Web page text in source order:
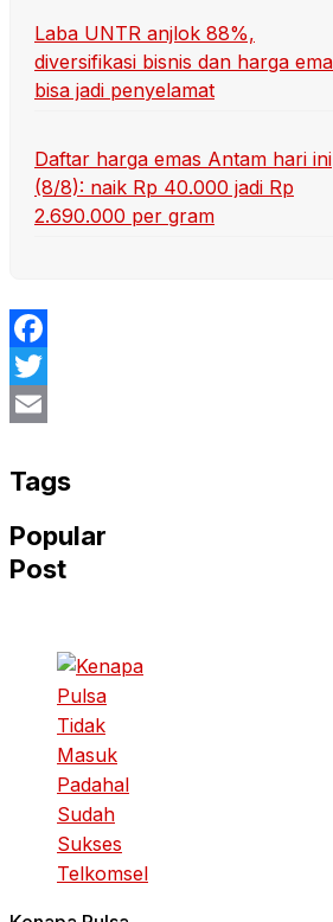
Laba UNTR anjlok 88%,
diversifikasi bisnis dan harga
bisa jadi penyelamat
Daftar harga emas Antam hari ini
(8/8): naik Rp 40.000 jadi Rp
2.690.000 per gram
Facebook
Twitter
Tags
Popular
Post